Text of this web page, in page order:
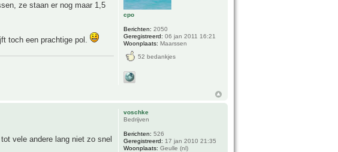
ze staan er nog maar 1,5
toch een prachtige pol.
cpo
Berichten: 2050
Geregistreerd: 06 jan 2011 16:21
Woonplaats: Maarssen
52 bedankjes
vele andere lang niet zo snel
voschke
Bedrijven
Berichten: 526
Geregistreerd: 17 jan 2010 21:35
Woonplaats: Geulle (nl)